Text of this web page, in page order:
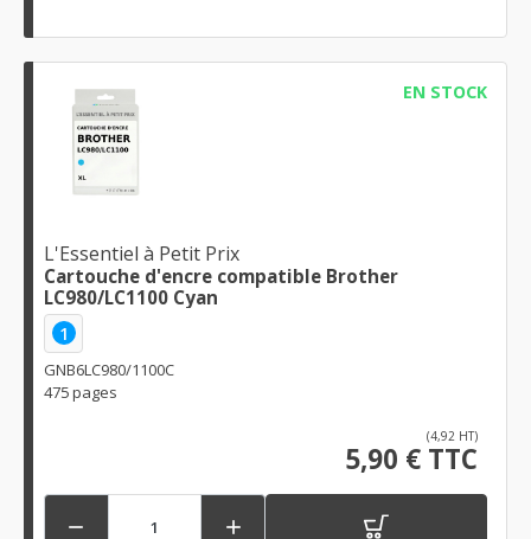
EN STOCK
L'Essentiel à Petit Prix
Cartouche d'encre compatible Brother
LC980/LC1100 Cyan
1
GNB6LC980/1100C
475 pages
(4,92 HT)
5,90 € TTC
 